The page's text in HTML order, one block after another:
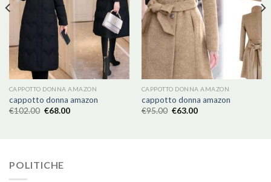
CAPPOTTO DONNA AMAZON
cappotto donna amazon
€102.00 €68.00
CAPPOTTO DONNA AMAZON
cappotto donna amazon
€95.00 €63.00
POLITICHE